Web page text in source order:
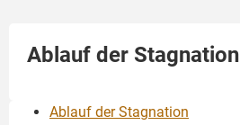
Ablauf der Stagnation
Ablauf der Stagnation